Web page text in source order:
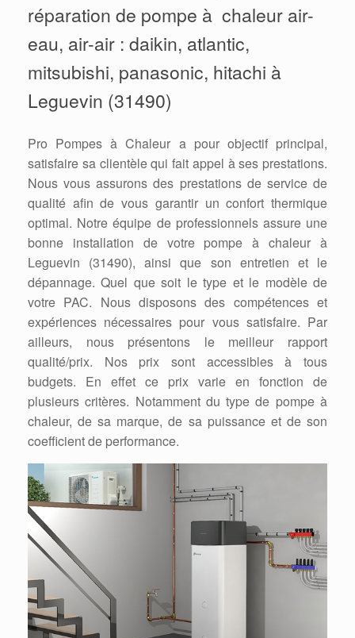
réparation de pompe à chaleur air-
eau, air-air : daikin, atlantic,
mitsubishi, panasonic, hitachi à
Leguevin (31490)
Pro Pompes à Chaleur a pour objectif principal,
satisfaire sa clientèle qui fait appel à ses prestations.
Nous vous assurons des prestations de service de
qualité afin de vous garantir un confort thermique
optimal. Notre équipe de professionnels assure une
bonne installation de votre pompe à chaleur à
Leguevin (31490), ainsi que son entretien et le
dépannage. Quel que soit le type et le modèle de
votre PAC. Nous disposons des compétences et
expériences nécessaires pour vous satisfaire. Par
ailleurs, nous présentons le meilleur rapport
qualité/prix. Nos prix sont accessibles à tous
budgets. En effet ce prix varie en fonction de
plusieurs critères. Notamment du type de pompe à
chaleur, de sa marque, de sa puissance et de son
coefficient de performance.